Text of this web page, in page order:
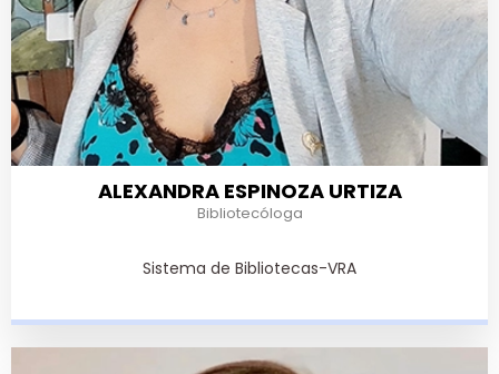
ALEXANDRA ESPINOZA URTIZA
Bibliotecóloga
Sistema de Bibliotecas-VRA